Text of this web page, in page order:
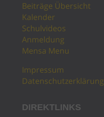
Beiträge Übersicht
Kalender
Schulvideos
Anmeldung
Mensa Menu
Impressum
Datenschutzerklärung
DIREKTLINKS